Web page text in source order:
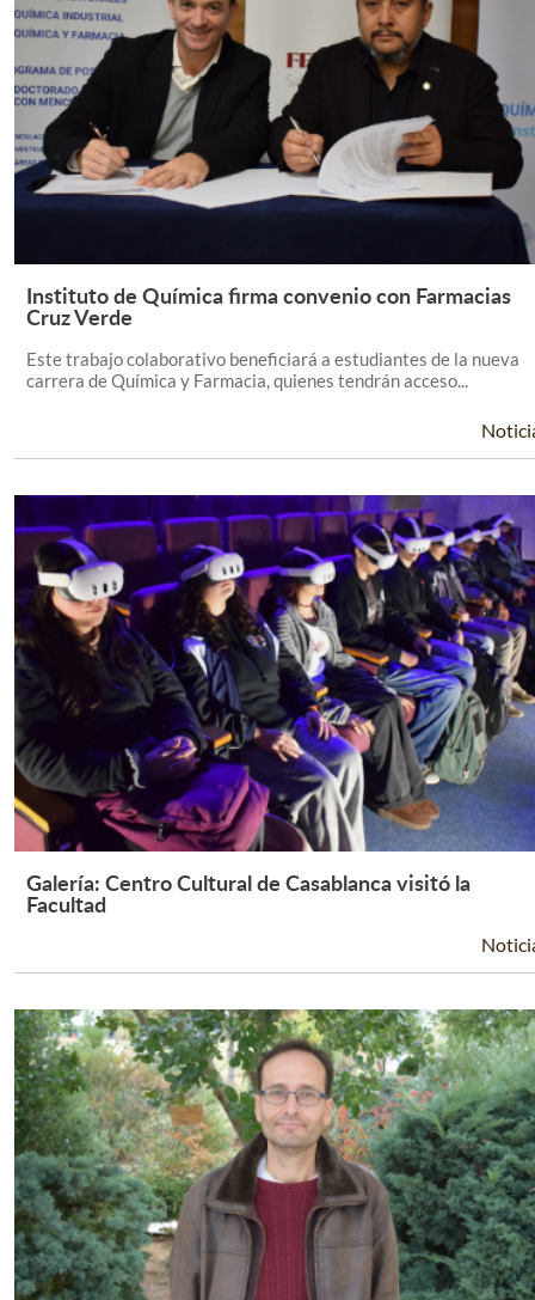
Leer Más +
Instituto de Química firma convenio con Farmacias
Cruz Verde
Este trabajo colaborativo beneficiará a estudiantes de la nueva
carrera de Química y Farmacia, quienes tendrán acceso...
Leer Más +
Galería: Centro Cultural de Casablanca visitó la
Facultad